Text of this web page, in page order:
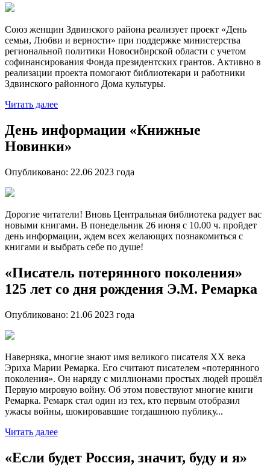
Союз женщин Здвинского района реализует проект «День
семьи, Любви и верности» при поддержке министерства
региональной политики Новосибирской области с учетом
софинансирования Фонда президентских грантов. Активно в
реализации проекта помогают библиотекари и работники
Здвинского районного Дома культуры.
Читать далее
День информации «Книжные
Новинки»
Опубликовано: 22.06 2023 года
Дорогие читатели! Вновь Центральная библиотека радует вас
новыми книгами. В понедельник 26 июня с 10.00 ч. пройдет
день информации, ждем всех желающих познакомиться с
книгами и выбрать себе по душе!
«Писатель потерянного поколения»
125 лет со дня рождения Э.М. Ремарка
Опубликовано: 21.06 2023 года
Наверняка, многие знают имя великого писателя ХХ века
Эриха Марии Ремарка. Его считают писателем «потерянного
поколения». Он наряду с миллионами простых людей прошёл
Первую мировую войну. Об этом повествуют многие книги
Ремарка. Ремарк стал один из тех, кто первым отобразил
ужасы войны, шокировавшие тогдашнюю публику...
Читать далее
«Если будет Россия, значит, буду и я»